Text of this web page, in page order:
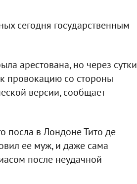
сегодня государственным
арестована, но через сутки
провокацию со стороны
версии, сообщает
посла в Лондоне Тито де
ее муж, и даже сама
после неудачной